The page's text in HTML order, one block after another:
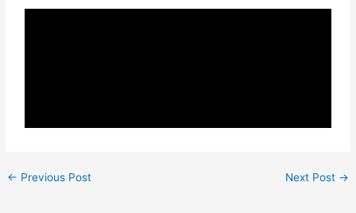
← Previous Post Next Post →